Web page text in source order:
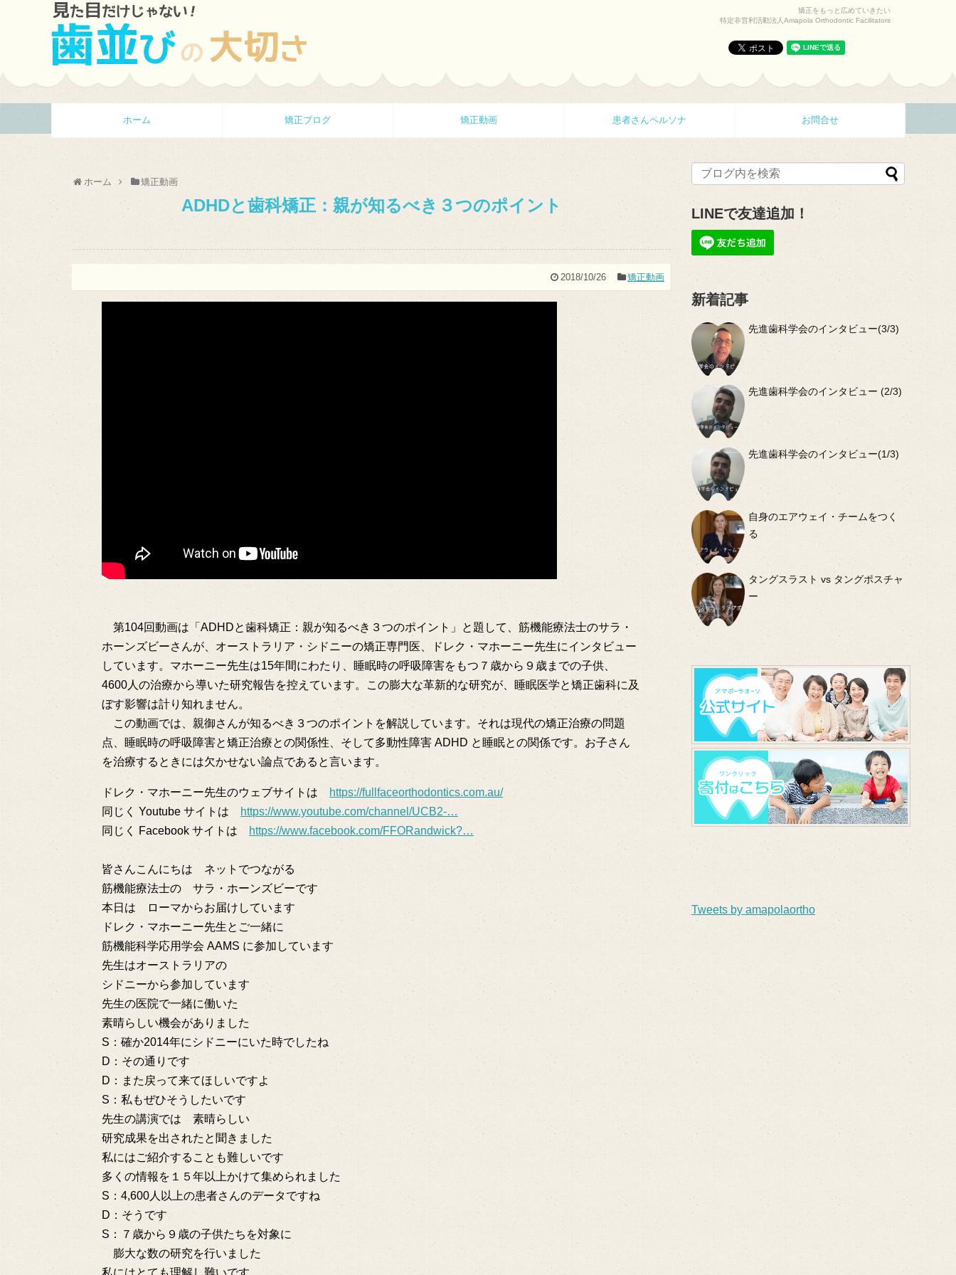
矯正をもっと広めていきたい
特定非営利活動法人Amapola Orthodontic Facilitators
ホーム 矯正ブログ 矯正動画 患者さんペルソナ お問合せ
ホーム 矯正動画
ADHDと歯科矯正：親が知るべき３つのポイント
2018/10/26 矯正動画
第104回動画は「ADHDと歯科矯正：親が知るべき３つのポイント」と題して、筋機能療法士のサラ・
ホーンズビーさんが、オーストラリア・シドニーの矯正専門医、ドレク・マホーニー先生にインタビュー
しています。マホーニー先生は15年間にわたり、睡眠時の呼吸障害をもつ７歳から９歳までの子供、
4600人の治療から導いた研究報告を控えています。この膨大な革新的な研究が、睡眠医学と矯正歯科に及
ぼす影響は計り知れません。
この動画では、親御さんが知るべき３つのポイントを解説しています。それは現代の矯正治療の問題
点、睡眠時の呼吸障害と矯正治療との関係性、そして多動性障害 ADHD と睡眠との関係です。お子さん
を治療するときには欠かせない論点であると言います。
ドレク・マホーニー先生のウェブサイトは
https://fullfaceorthodontics.com.au/
同じく Youtube サイトは
https://www.youtube.com/channel/UCB2-…
同じく Facebook サイトは https://www.facebook.com/FFORandwick?…
皆さんこんにちは ネットでつながる
筋機能療法士の サラ・ホーンズビーです
本日は ローマからお届けしています
ドレク・マホーニー先生とご一緒に
筋機能科学応用学会 AAMS に参加しています
先生はオーストラリアの
シドニーから参加しています
先生の医院で一緒に働いた
素晴らしい機会がありました
S：確か2014年にシドニーにいた時でしたね
D：その通りです
D：また戻って来てほしいですよ
S：私もぜひそうしたいです
先生の講演では 素晴らしい
研究成果を出されたと聞きました
私にはご紹介することも難しいです
多くの情報を１５年以上かけて集められました
S：4,600人以上の患者さんのデータですね
D：そうです
S：７歳から９歳の子供たちを対象に
膨大な数の研究を行いました
私にはとても理解し難いです
LINEで友達追加！
新着記事
先進歯科学会のインタビュー(3/3)
先進歯科学会のインタビュー (2/3)
先進歯科学会のインタビュー(1/3)
自身のエアウェイ・チームをつく
る
タングスラスト vs タングポスチャ
ー
Tweets by amapolaortho